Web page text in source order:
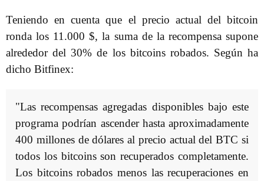
Teniendo en cuenta que el precio actual del bitcoin
ronda los 11.000 $, la suma de la recompensa supone
alrededor del 30% de los bitcoins robados. Según ha
dicho Bitfinex:
"Las recompensas agregadas disponibles bajo este
programa podrían ascender hasta aproximadamente
400 millones de dólares al precio actual del BTC si
todos los bitcoins son recuperados completamente.
Los bitcoins robados menos las recuperaciones en